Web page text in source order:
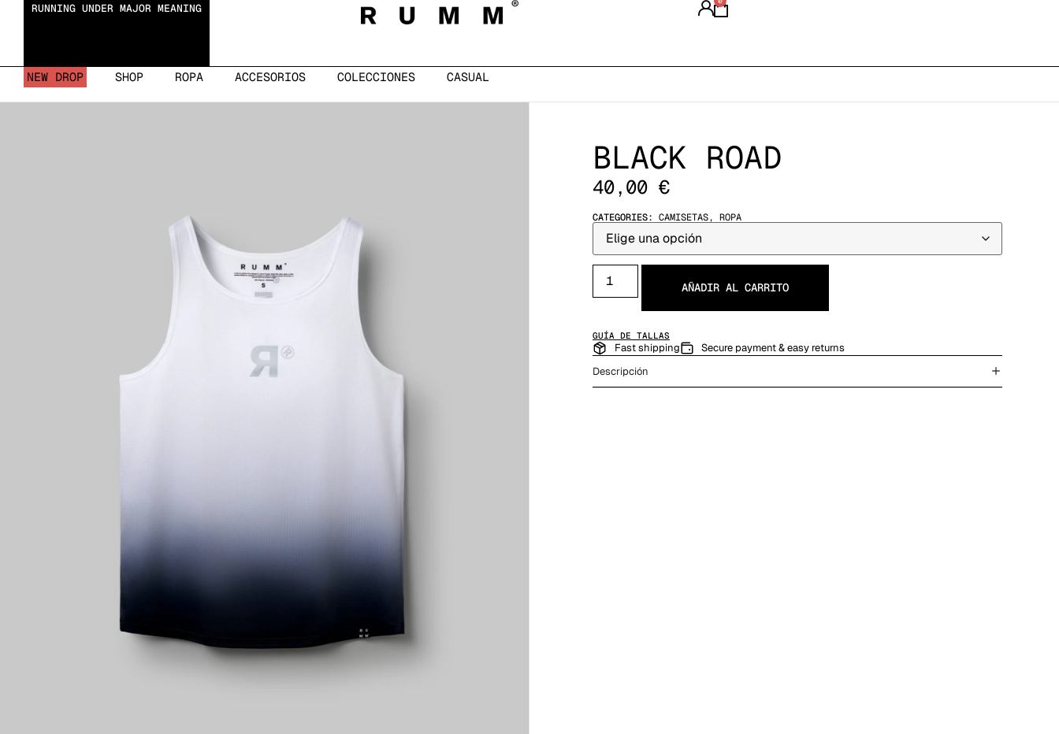
RUNNING UNDER MAJOR MEANING
NEW DROP SHOP ROPA ACCESORIOS COLECCIONES CASUAL
BLACK ROAD
40,00 €
CATEGORIES: CAMISETAS, ROPA
AÑADIR AL CARRITO
GUÍA DE TALLAS
Fast shipping
Secure payment & easy returns
Descripción